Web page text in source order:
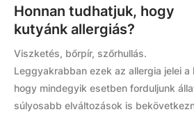
Honnan tudhatjuk, hogy
kutyánk allergiás?
Viszketés, bőrpír, szőrhullás.
Leggyakrabban ezek az allergia jelei a
hogy mindegyik esetben forduljunk
súlyosabb elváltozások is